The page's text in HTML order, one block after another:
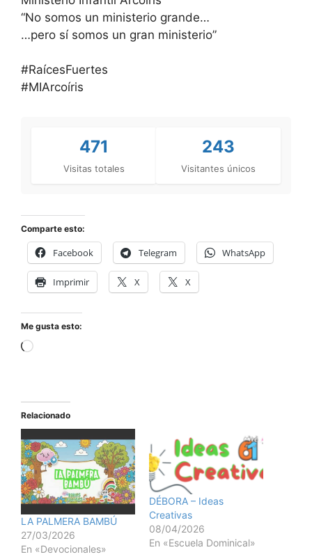
“No somos un ministerio grande…
…pero sí somos un gran ministerio”
#RaícesFuertes
#MIArcoíris
471
Visitas totales
243
Visitantes únicos
Comparte esto:
Facebook Telegram WhatsApp
Imprimir X X
Me gusta esto:
Relacionado
LA PALMERA BAMBÚ
27/03/2026
En «Devocionales»
DÉBORA – Ideas
Creativas
08/04/2026
En «Escuela Dominical»